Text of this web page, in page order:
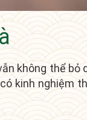
không thể bỏ
kinh nghiệm